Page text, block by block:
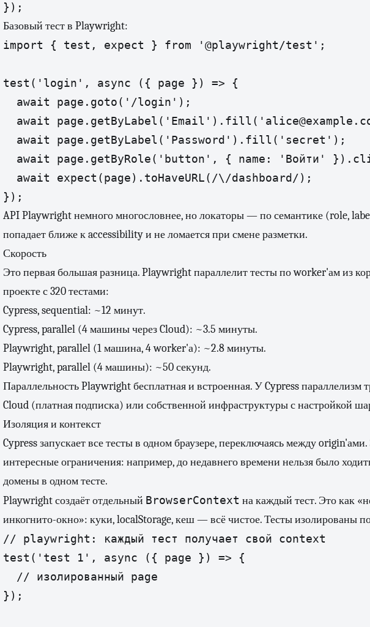
});
Базовый тест в Playwright:
import { test, expect } from '@playwright/test';
test('login', async ({ page }) => {
  await page.goto('/login');
await
  await page.getByLabel('Password').fill('secret');
await page.getByRole('button', { name: 'Войти'
  await expect(page).toHaveURL(/\/dashboard/);
});
API Playwright немного многословнее, но локаторы — по семантике (role,
попадает ближе к accessibility и не ломается при смене разметки.
Скорость
Это первая большая разница. Playwright параллелит тесты по worker'ам из
проекте с 320 тестами:
Cypress, sequential: ~12 минут.
Cypress, parallel (4 машины через Cloud): ~3.5 минуты.
Playwright, parallel (1 машина, 4 worker'а): ~2.8 минуты.
Playwright, parallel (4 машины): ~50 секунд.
Параллельность Playwright бесплатная и встроенная. У Cypress параллелизм
Cloud (платная подписка) или собственной инфраструктуры с настройкой
Изоляция и контекст
Cypress запускает все тесты в одном браузере, переключаясь между origin'ами.
интересные ограничения: например, до недавнего времени нельзя было
домены в одном тесте.
Playwright создаёт отдельный BrowserContext на каждый тест. Это как
инкогнито-окно»: куки, localStorage, кеш — всё чистое. Тесты изолированы
// playwright: каждый тест получает свой context
test('test 1', async ({ page }) => {
  // изолированный page
});